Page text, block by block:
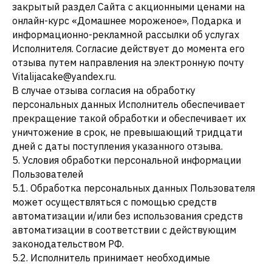
закрытый раздел Сайта с акционными ценами на
онлайн-курс «Домашнее мороженое», Подарка и
информационно-рекламной рассылки об услугах
Исполнителя. Согласие действует до момента его
отзыва путем направления на электронную почту
Vitalijacake@yandex.ru.
В случае отзыва согласия на обработку
персональных данных Исполнитель обеспечивает
прекращение такой обработки и обеспечивает их
уничтожение в срок, не превышающий тридцати
дней с даты поступления указанного отзыва.
5. Условия обработки персональной информации
Пользователей
5.1. Обработка персональных данных Пользователя
может осуществляться с помощью средств
автоматизации и/или без использования средств
автоматизации в соответствии с действующим
законодательством РФ.
5.2. Исполнитель принимает необходимые